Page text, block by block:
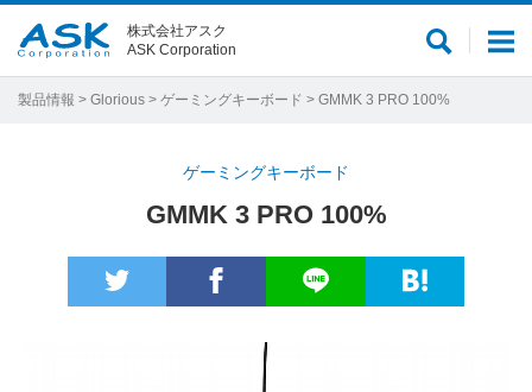
メ
サ
ト
株式会社アスク
ASK Corporation
製品情報 > Glorious > ゲーミングキーボード > GMMK 3 PRO 100%
ゲーミングキーボード
GMMK 3 PRO 100%